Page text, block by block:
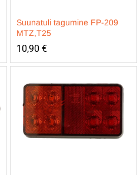
Suunatuli tagumine FP-209
MTZ,T25
10,90 €